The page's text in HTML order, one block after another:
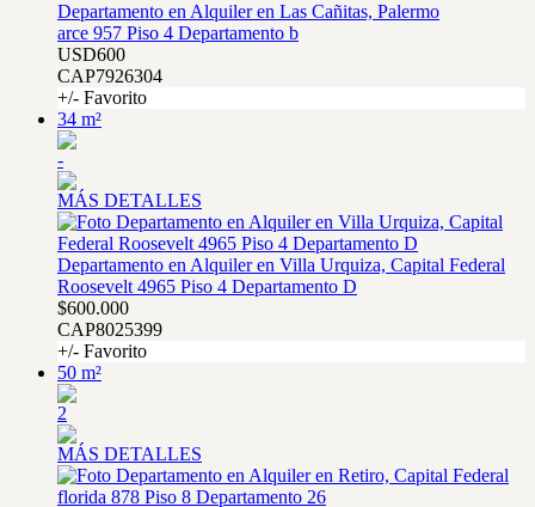
Departamento en Alquiler en Las Cañitas, Palermo
arce 957 Piso 4 Departamento b
USD600
CAP7926304
+/- Favorito
34 m²
-
MÁS DETALLES
Departamento en Alquiler en Villa Urquiza, Capital Federal
Roosevelt 4965 Piso 4 Departamento D
$600.000
CAP8025399
+/- Favorito
50 m²
2
MÁS DETALLES